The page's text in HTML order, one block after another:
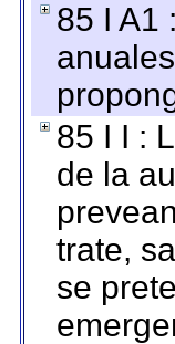
85 I A1
85 I I :
de la
trate,
se